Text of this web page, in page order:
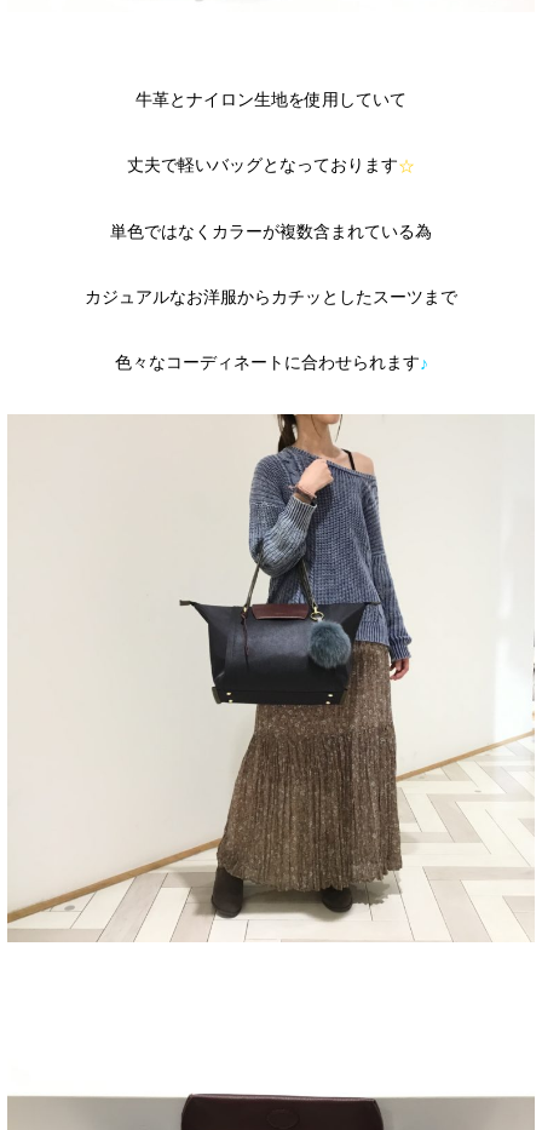
牛革とナイロン生地を使用していて
丈夫で軽いバッグとなっております☆
単色ではなくカラーが複数含まれている為
カジュアルなお洋服からカチッとしたスーツまで
色々なコーディネートに合わせられます♪